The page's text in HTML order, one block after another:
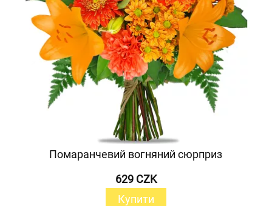
Помаранчевий вогняний сюрприз
629 CZK
Купити